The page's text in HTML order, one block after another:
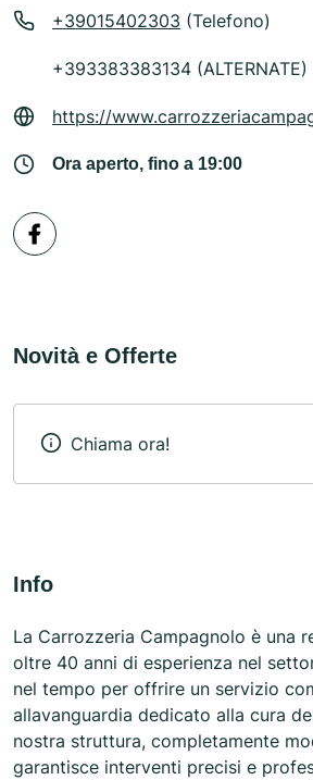
+39015402303 (Telefono)
+393383383134 (ALTERNATE)
https://
Ora aperto, fino a 19:00
Novità e Offerte
Chiama ora!
Info
La Carrozzeria Campagnolo è una
oltre 40 anni di esperienza nel
nel tempo per offrire un servizio
allavanguardia dedicato alla cura
nostra struttura, completamente
garantisce interventi precisi e